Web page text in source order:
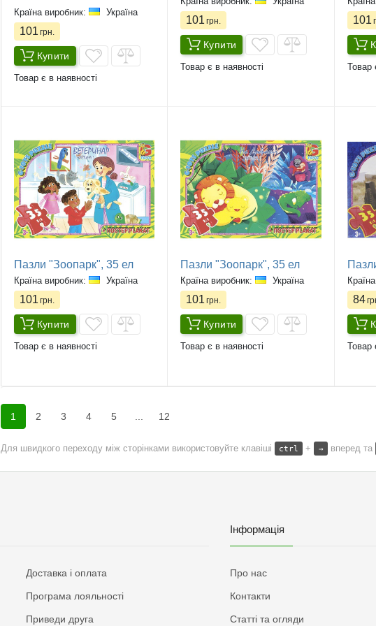
Країна виробник: Україна
101грн.
Купити
Товар є в наявності
101 грн.
Купити
Товар є в наявності
101
Товар
Пазли "Зоопарк", 35 ел
Країна виробник: Україна
101грн.
Купити
Товар є в наявності
Пазли "Зоопарк", 35 ел
Країна виробник: Україна
101 грн.
Купити
Товар є в наявності
84
Товар
1 2 3 4 5 12
Для швидкого переходу між сторінками використовуйте клавіші ctrl + → вперед та
Доставка і оплата
Програма лояльності
Приведи друга
Інформація
Про нас
Контакти
Статті та огляди